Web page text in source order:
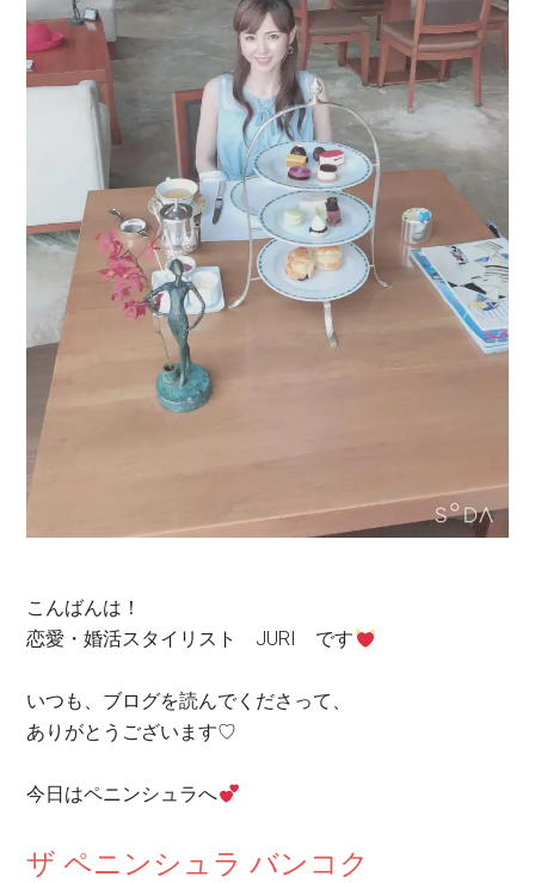
こんばんは！
恋愛・婚活スタイリスト JURI です
いつも、ブログを読んでくださって、
ありがとうございます♡
今日はペニンシュラへ
ザ ペニンシュラ バンコク